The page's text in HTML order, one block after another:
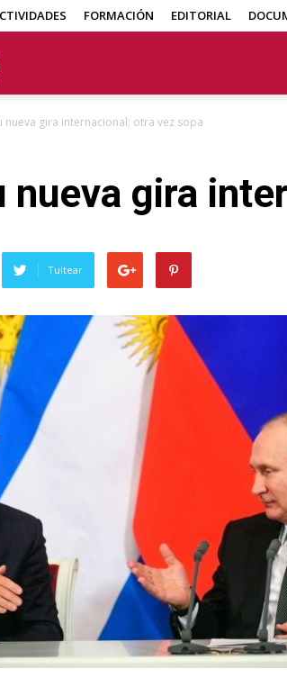
FORMACIÓN EDITORIAL
nueva gira internacional: otra vez sopa
nueva gira
Tuitear